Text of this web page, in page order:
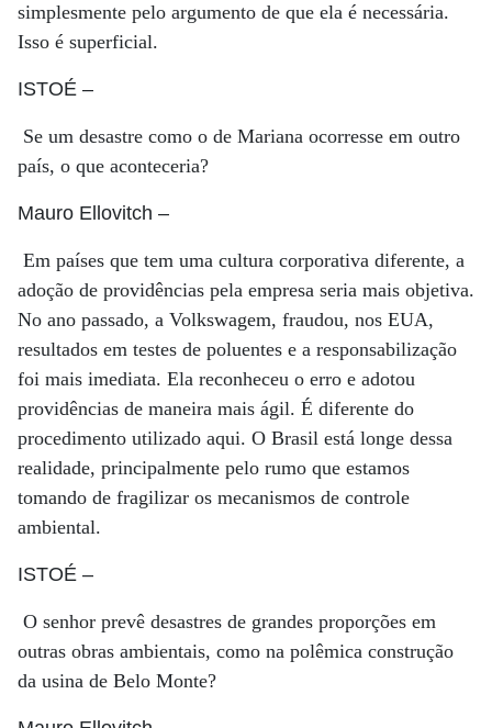
simplesmente pelo argumento de que ela é necessária.
Isso é superficial.
ISTOÉ –
Se um desastre como o de Mariana ocorresse em outro
país, o que aconteceria?
Mauro Ellovitch –
Em países que tem uma cultura corporativa diferente, a
adoção de providências pela empresa seria mais objetiva.
No ano passado, a Volkswagem, fraudou, nos EUA,
resultados em testes de poluentes e a responsabilização
foi mais imediata. Ela reconheceu o erro e adotou
providências de maneira mais ágil. É diferente do
procedimento utilizado aqui. O Brasil está longe dessa
realidade, principalmente pelo rumo que estamos
tomando de fragilizar os mecanismos de controle
ambiental.
ISTOÉ –
O senhor prevê desastres de grandes proporções em
outras obras ambientais, como na polêmica construção
da usina de Belo Monte?